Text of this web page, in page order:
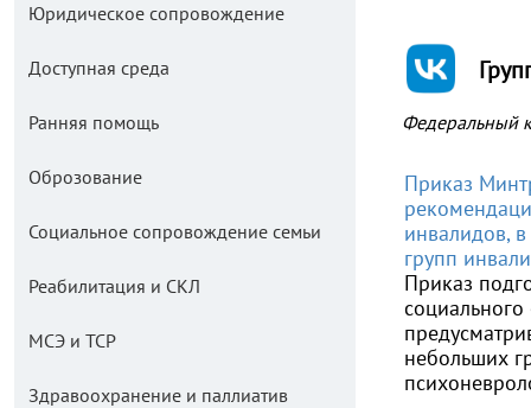
Юридическое сопровождение
Доступная среда
Ранняя помощь
Оброзование
Социальное сопровождение семьи
Реабилитация и СКЛ
МСЭ и ТСР
Здравоохранение и паллиатив
Федеральный
Приказ
инвалидов,
групп
Приказ
небольших